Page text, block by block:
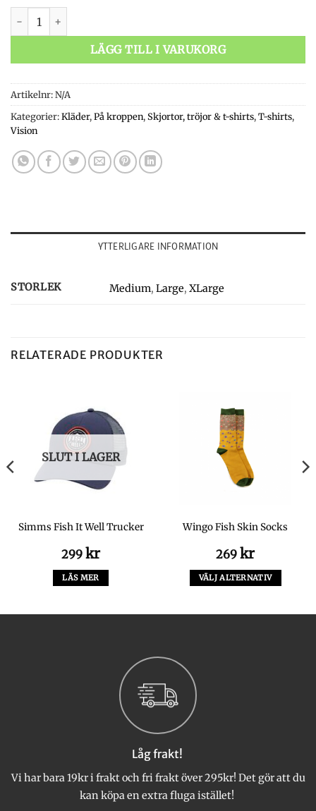
LÄGG TILL I VARUKORG
Artikelnr:N/A
Kategorier:Kläder,På kroppen,Skjortor, tröjor & t-shirts,T-shirts,
Vision
YTTERLIGARE INFORMATION
STORLEK Medium,Large,XLarge
RELATERADE PRODUKTER
SLUT I LAGER
Simms Fish It Well Trucker
299 kr
LÄS MER
Wingo Fish Skin Socks
269 kr
VÄLJ ALTERNATIV
produktsidan
Låg frakt!
Vi har bara 19kr i frakt och fri frakt över 295kr! Det gör att du
kan köpa en extra fluga istället!